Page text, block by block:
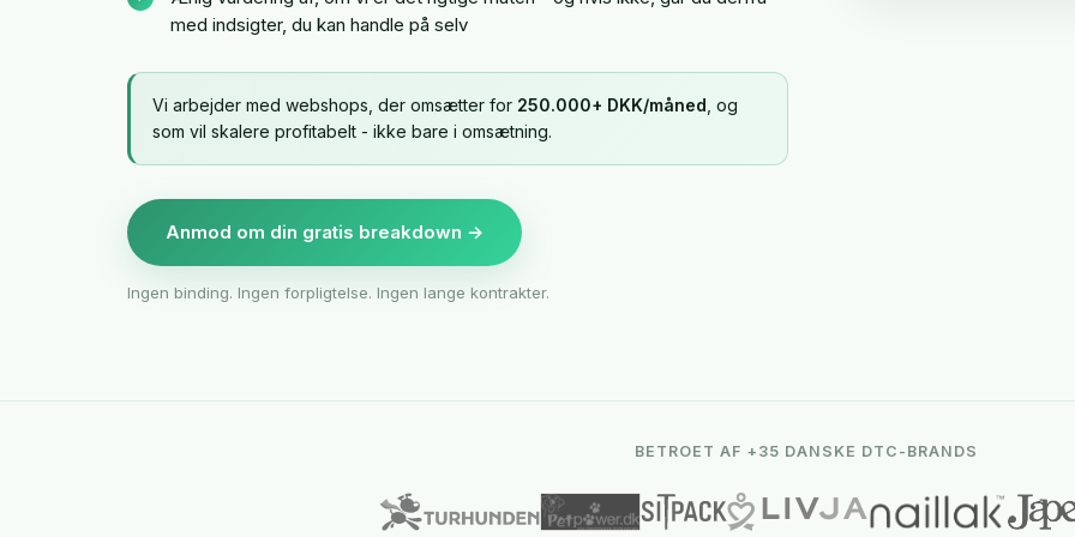
med indsigter, du kan handle på selv
Vi arbejder med webshops, der omsætter for 250.000+ DKK/måned , og
som vil skalere profitabelt - ikke bare i omsætning.
Anmod om din gratis breakdown →
Ingen binding. Ingen forpligtelse. Ingen lange kontrakter.
BETROET AF +35 DANSKE DTC-BRANDS